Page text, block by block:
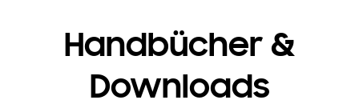
Handbücher &
Downloads